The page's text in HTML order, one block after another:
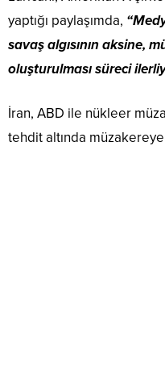
yaptığı paylaşımda,
savaş algısının aksine,
oluşturulması süreci
İran, ABD ile nükleer
tehdit altında